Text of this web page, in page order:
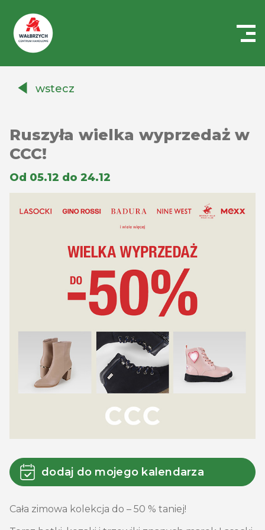
Auchanwstecz
Ruszyła wielka wyprzedaż w
CCC!
Od 05.12 do 24.12
dodaj do mojego kalendarza
Cała zimowa kolekcja do – 50 % taniej!